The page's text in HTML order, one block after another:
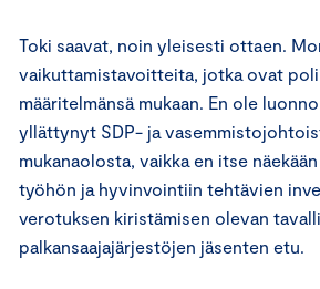
Toki saavat, noin yleisesti ottaen.
vaikuttamistavoitteita, jotka ovat
määritelmänsä mukaan. En ole
yllättynyt SDP- ja
mukanaolosta, vaikka en itse
työhön ja hyvinvointiin tehtävien
verotuksen kiristämisen olevan
palkansaajajärjestöjen jäsenten etu.